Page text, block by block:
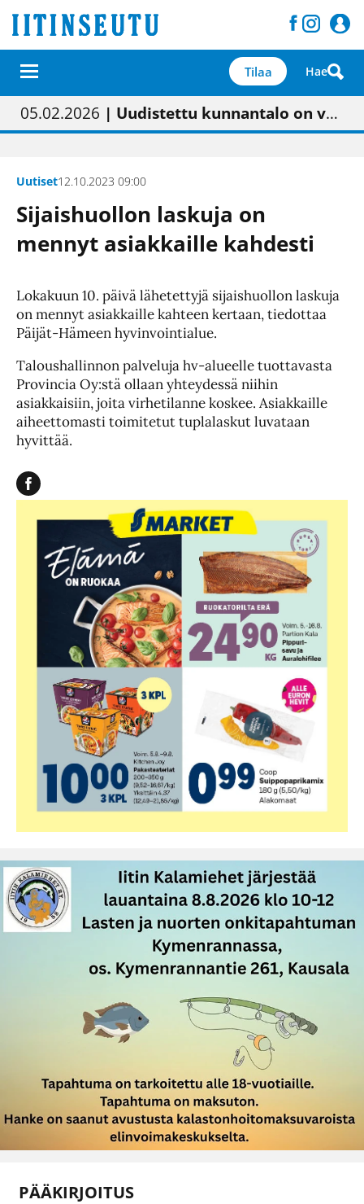
Tilaa Hae
01.02.2026 | Painon vaihtumisen pitäisi näkyä hieman parempana painojäljen laatuna lehdessä
05.02.2026 | Uudistettu kunnantalo on valoisa
23.04.2026 | “Olemme käynnistämässä uudelleen keskustavisiotyön”
09.05.2026| "Maalla on totuttu elämään omavaraisemmin kuin kaupungissa"
Uutiset12.10.2023 09:00
Sijaishuollon laskuja on
mennyt asiakkaille kahdesti
Lokakuun 10. päivä lähetettyjä sijaishuollon laskuja
on mennyt asiakkaille kahteen kertaan, tiedottaa
Päijät-Hämeen hyvinvointialue.
Taloushallinnon palveluja hv-alueelle tuottavasta
Provincia Oy:stä ollaan yhteydessä niihin
asiakkaisiin, joita virhetilanne koskee. Asiakkaille
aiheettomasti toimitetut tuplalaskut luvataan
hyvittää.
PÄÄKIRJOITUS